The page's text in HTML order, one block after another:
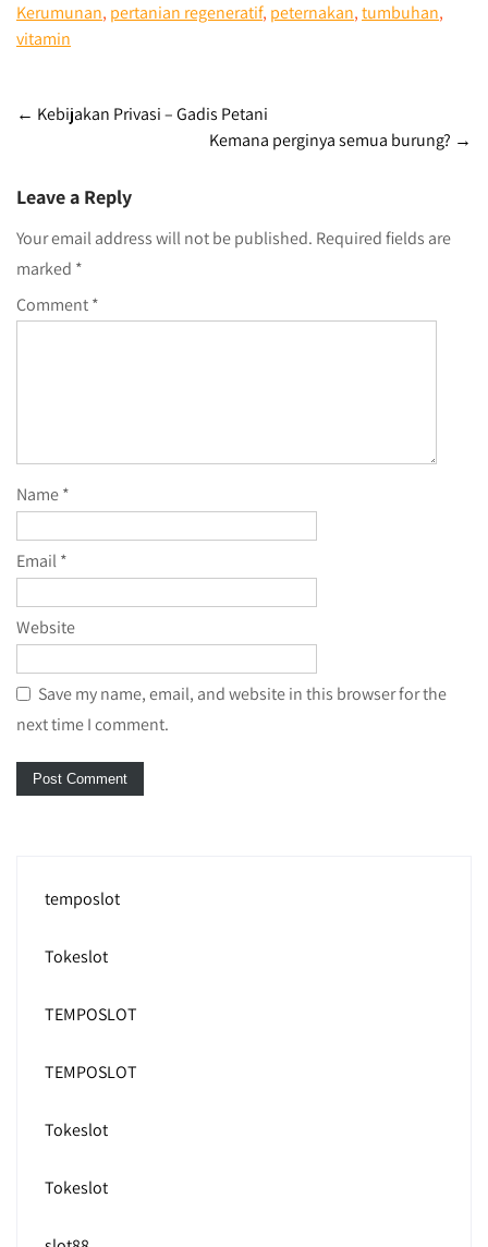
Kerumunan, pertanian regeneratif, peternakan,tumbuhan,
vitamin
Post
← Kebijakan Privasi – Gadis Petani
Kemana perginya semua burung? →
Leave a Reply
Your email address will not be published. Required fields are
marked *
Comment*
Name*
Email*
Website
Save my name, email, and website in this browser for the
next time I comment.
temposlot
Tokeslot
TEMPOSLOT
TEMPOSLOT
Tokeslot
Tokeslot